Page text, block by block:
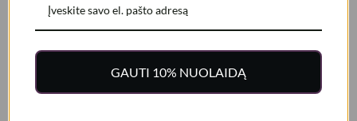
GAUTI 10% NUOLAIDĄ